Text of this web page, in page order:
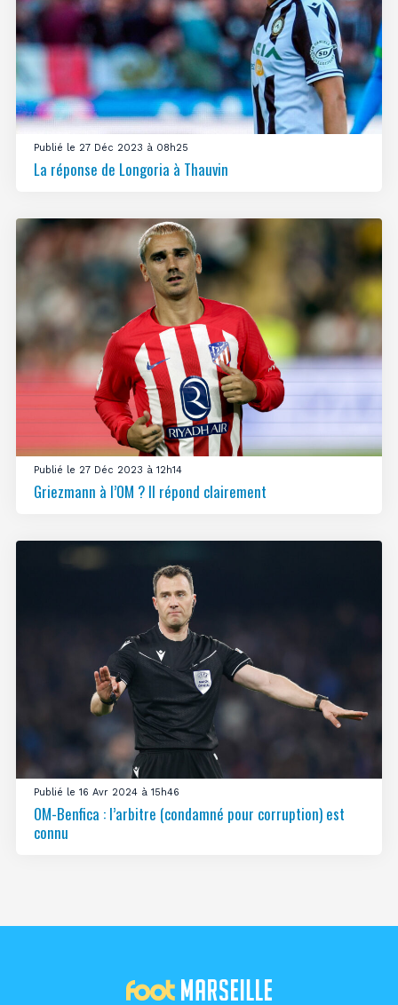
Publié le 27 Déc 2023 à 08h25
La réponse de Longoria à Thauvin
Publié le 27 Déc 2023 à 12h14
Griezmann à l’OM ? Il répond clairement
Publié le 16 Avr 2024 à 15h46
OM-Benfica : l’arbitre (condamné pour corruption) est
connu